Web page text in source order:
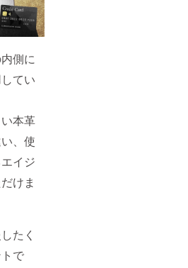
側に
てい
本革
、使
イジ
けま
たく
で